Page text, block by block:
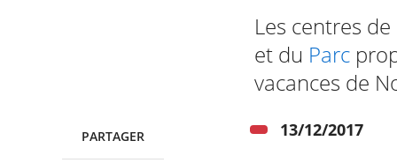
Les centres
et du Parc
vacances de
PARTAGER
TWITTER
FACEBOOK
13/12/2017